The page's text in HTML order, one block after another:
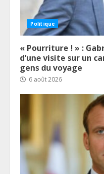
Politique
« Pourriture ! » :
d’une visite sur un
gens du voyage
6 août 2026